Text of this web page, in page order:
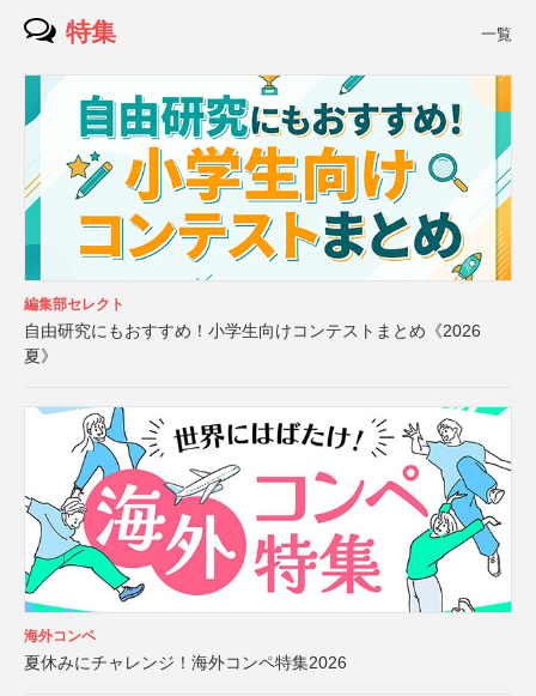
特集 一覧
編集部セレクト
自由研究にもおすすめ！小学生向けコンテストまとめ《2026
夏》
海外コンペ
夏休みにチャレンジ！海外コンペ特集2026